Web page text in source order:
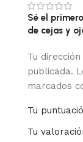
Sé el
de cejas y
Tu
publicada.
marcados
Tu
Tu